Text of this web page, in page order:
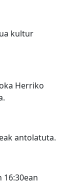
kultur
Herriko
antolatuta.